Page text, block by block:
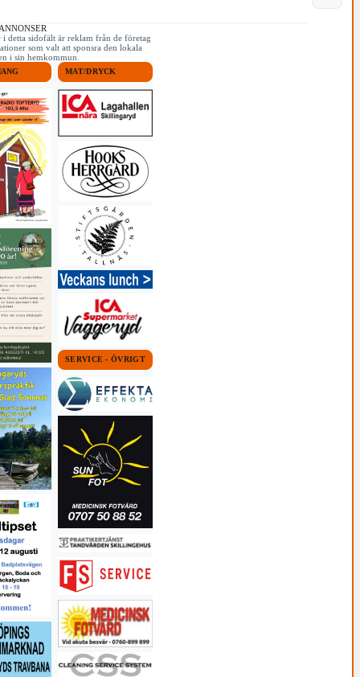
i detta sidofält är reklam från de företag
som valt att sponsra den lokala
i sin hemkommun.
MAT/DRYCK
SERVICE - ÖVRIGT